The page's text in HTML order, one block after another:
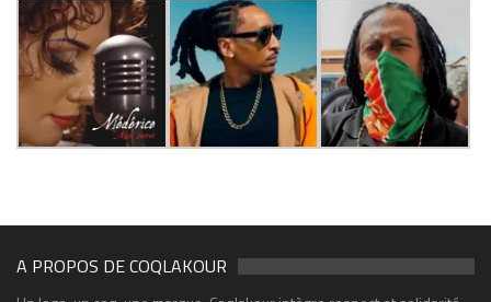
A PROPOS DE COQLAKOUR